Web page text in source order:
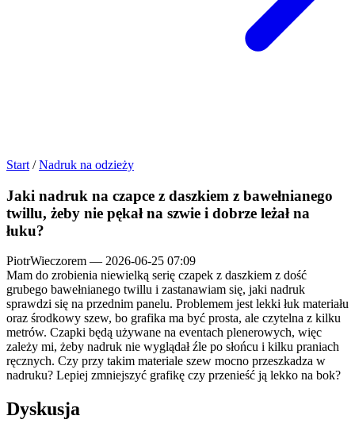
Start / Nadruk na odzieży
Jaki nadruk na czapce z daszkiem z bawełnianego
twillu, żeby nie pękał na szwie i dobrze leżał na
łuku?
PiotrWieczorem — 2026-06-25 07:09
Mam do zrobienia niewielką serię czapek z daszkiem z dość
grubego bawełnianego twillu i zastanawiam się, jaki nadruk
sprawdzi się na przednim panelu. Problemem jest lekki łuk materiału
oraz środkowy szew, bo grafika ma być prosta, ale czytelna z kilku
metrów. Czapki będą używane na eventach plenerowych, więc
zależy mi, żeby nadruk nie wyglądał źle po słońcu i kilku praniach
ręcznych. Czy przy takim materiale szew mocno przeszkadza w
nadruku? Lepiej zmniejszyć grafikę czy przenieść ją lekko na bok?
Dyskusja